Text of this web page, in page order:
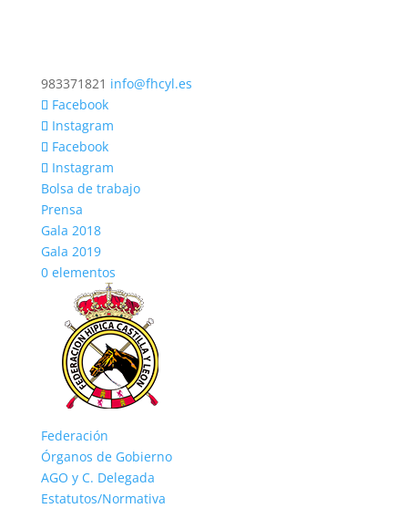
983371821 info@fhcyl.es
Facebook
Instagram
Facebook
Instagram
Bolsa de trabajo
Prensa
Gala 2018
Gala 2019
0 elementos
Federación
Órganos de Gobierno
AGO y C. Delegada
Estatutos/Normativa